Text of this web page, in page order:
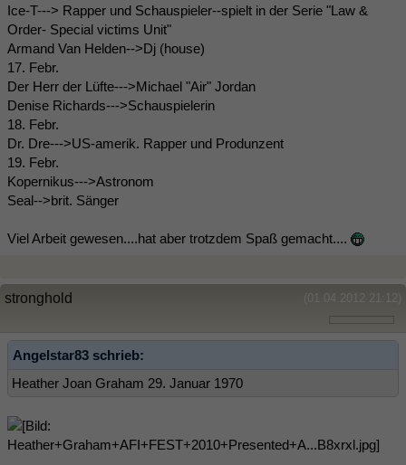
Ice-T---> Rapper und Schauspieler--spielt in der Serie "Law &
Order- Special victims Unit"
Armand Van Helden-->Dj (house)
17. Febr.
Der Herr der Lüfte--->Michael "Air" Jordan
Denise Richards--->Schauspielerin
18. Febr.
Dr. Dre--->US-amerik. Rapper und Produnzent
19. Febr.
Kopernikus--->Astronom
Seal-->brit. Sänger
Viel Arbeit gewesen....hat aber trotzdem Spaß gemacht....
(01.04.2012 21:12)
stronghold
Angelstar83 schrieb:
Heather Joan Graham 29. Januar 1970